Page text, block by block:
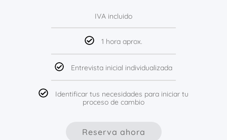
IVA incluido
1 hora aprox.
Entrevista inicial individualizada
Identificar tus necesidades para iniciar tu
proceso de cambio
Reserva ahora